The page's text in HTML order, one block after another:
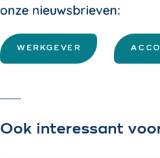
onze nieuwsbrieven:
WERKGEVER
Ook interessant